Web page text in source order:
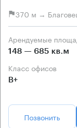
370 м →
Арендуемые
148 — 685 кв.м
Класс офисов
B+
Позвонить